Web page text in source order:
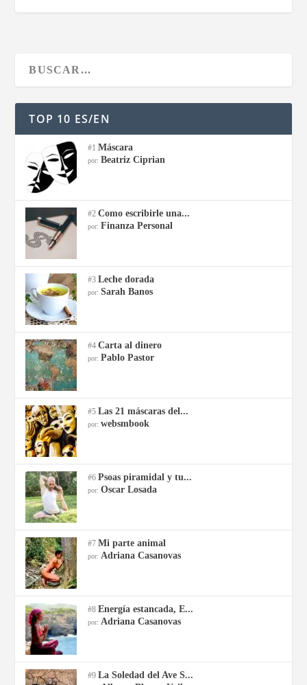
TOP 10 ES/EN
#1Máscara
por: Beatriz Ciprian
#2Como escribirle una...
por: Finanza Personal
#3Leche dorada
por:Sarah Banos
#4Carta al dinero
por: Pablo Pastor
#5Las 21 máscaras del...
por:websmbook
#6Psoas piramidal y tu...
por:Oscar Losada
#7Mi parte animal
por: Adriana Casanovas
#8Energía estancada, E...
por: Adriana Casanovas
#9La Soledad del Ave S...